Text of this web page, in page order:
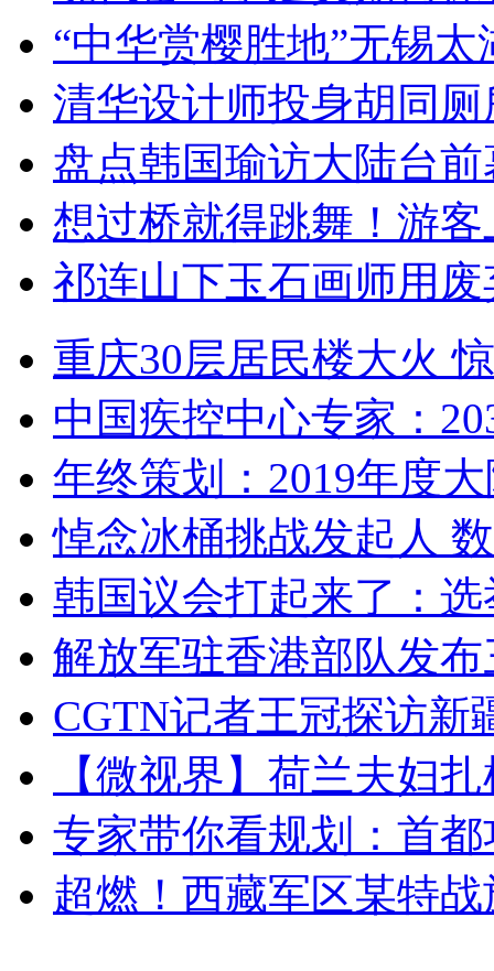
“中华赏樱胜地”无锡
清华设计师投身胡同
盘点韩国瑜访大陆台
想过桥就得跳舞！游客
祁连山下玉石画师用
重庆30层居民楼大火
中国疾控中心专家：
年终策划：2019年度
悼念冰桶挑战发起人
韩国议会打起来了：
解放军驻香港部队发
CGTN记者王冠探访新
【微视界】荷兰夫妇
专家带你看规划：首
超燃！西藏军区某特